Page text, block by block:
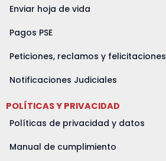
Enviar hoja de vida
Pagos PSE
Peticiones, reclamos y felicitaciones
Notificaciones Judiciales
POLÍTICAS Y PRIVACIDAD
Políticas de privacidad y datos
Manual de cumplimiento